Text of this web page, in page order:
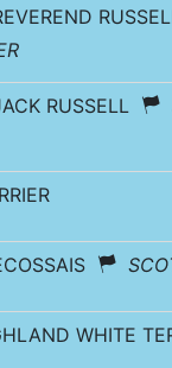
RUSSELL
WHITE